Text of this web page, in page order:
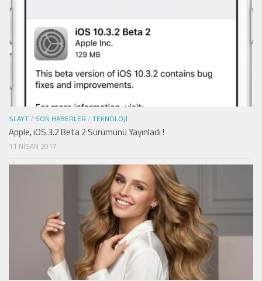
SLAYT/ SON HABERLER /TEKNOLOJI
Apple, iOS.3.2 Beta 2 Sürümünü Yayınladı !
11 NISAN 2017